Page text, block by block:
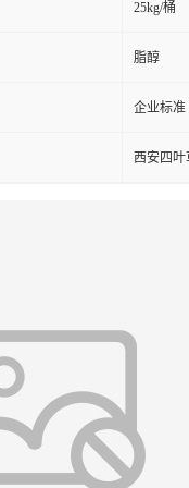
25kg/桶
脂醇
企业标准
西安四叶